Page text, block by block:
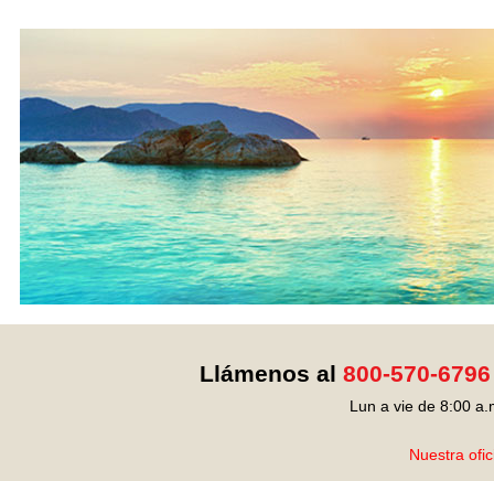
Llámenos al 800-570-6796
Lun a vie de 8:00
Nuestra